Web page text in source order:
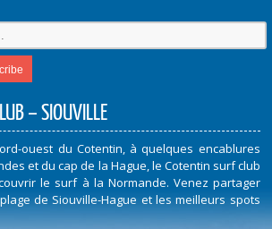
– SIOUVILLE
ouest du Cotentin, à quelques encablures
et du cap de la Hague, le Cotentin surf club
le surf à la Normande. Venez partager
de Siouville-Hague et les meilleurs spots